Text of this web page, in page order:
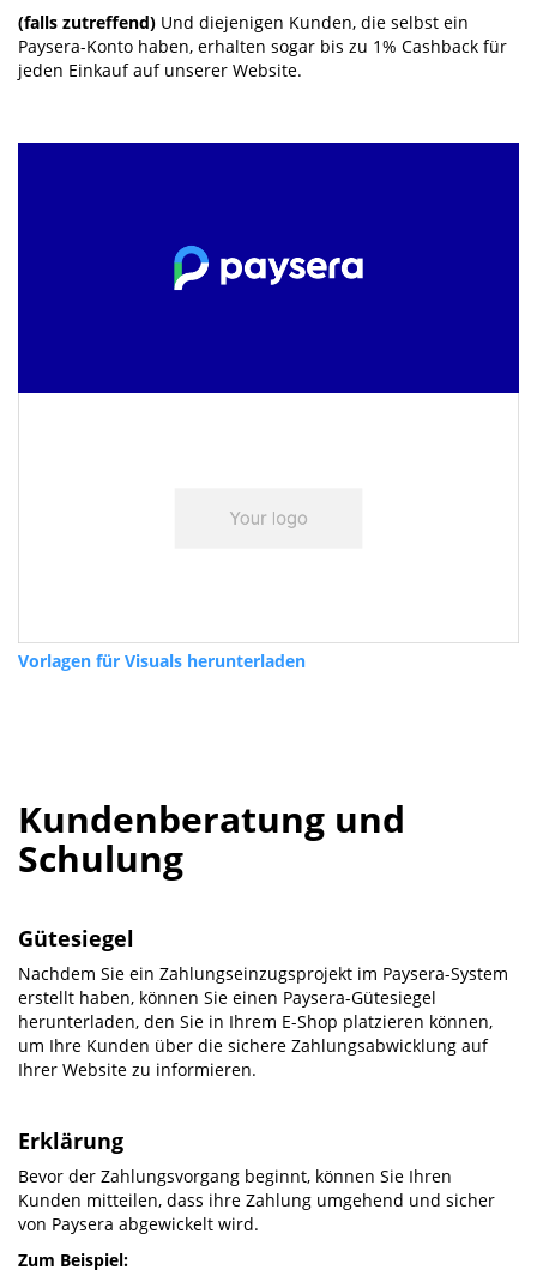
(falls zutreffend) Und diejenigen Kunden, die selbst ein
Paysera-Konto haben, erhalten sogar bis zu 1% Cashback für
jeden Einkauf auf unserer Website.
Vorlagen für Visuals herunterladen
Kundenberatung und
Schulung
Gütesiegel
Nachdem Sie ein Zahlungseinzugsprojekt im Paysera-System
erstellt haben, können Sie einen Paysera-Gütesiegel
herunterladen, den Sie in Ihrem E-Shop platzieren können,
um Ihre Kunden über die sichere Zahlungsabwicklung auf
Ihrer Website zu informieren.
Erklärung
Bevor der Zahlungsvorgang beginnt, können Sie Ihren
Kunden mitteilen, dass ihre Zahlung umgehend und sicher
von Paysera abgewickelt wird.
Zum Beispiel: